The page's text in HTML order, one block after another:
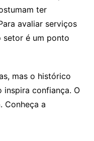
ter
avaliar serviços
setor é um ponto
mas o histórico
inspira confiança. O
Conheça a